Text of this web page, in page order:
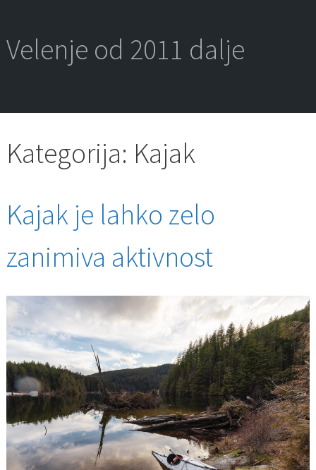
Velenje od 2011 dalje
Kategorija: Kajak
Kajak je lahko zelo
zanimiva aktivnost